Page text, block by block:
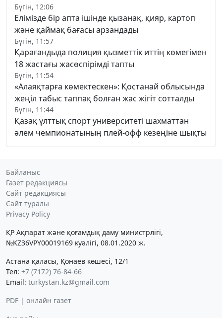
Бүгін, 12:06
Елімізде бір апта ішінде қызанақ, қияр, картоп
және қаймақ бағасы арзандады
Бүгін, 11:57
Қарағандыда полиция қызметтік иттің көмегімен
18 жастағы жасөспірімді тапты
Бүгін, 11:54
«Алаяқтарға көмектескен»: Қостанай облысында
жеңіл табыс таппақ болған жас жігіт сотталды
Бүгін, 11:44
Қазақ ұлттық спорт университеті шахматтан
әлем чемпионатының плей-офф кезеңіне шықты
Байланыс
Газет редакциясы
Сайт редакциясы
Сайт туралы
Privacy Policy
ҚР Ақпарат және қоғамдық даму министрлігі,
№KZ36VPY00019169 куәлігі, 08.01.2020 ж.
Астана қаласы, Қонаев көшесі, 12/1
Тел: +7 (7172) 76-84-66
Email: turkystan.kz@gmail.com
PDF | онлайн газет